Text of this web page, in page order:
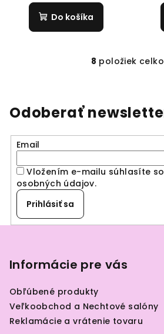
Do košíka
O
á
d
a
c
i
e
k
s
u
8 položiek
Odoberať
Email
Vložením e-mailu súhlasíte
osobných údajov.
Prihlásiť sa
Informácie pre vás
Obľúbené produkty
Veľkoobchod a Nechtové salóny
Reklamácie a vrátenie tovaru